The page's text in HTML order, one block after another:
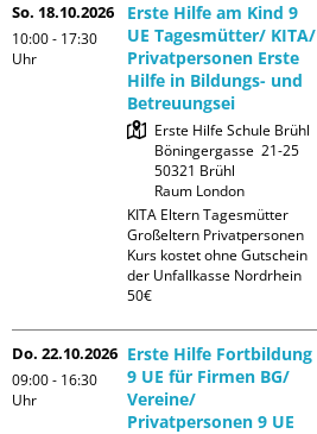
So. 18.10.2026
10:00 - 17:30
Uhr
Erste Hilfe am Kind 9
UE Tagesmütter/ KITA/
Privatpersonen Erste
Hilfe in Bildungs- und
Betreuungsei
Erste Hilfe Schule Brühl
Böningergasse  21-25
50321 Brühl
Raum London
KITA Eltern Tagesmütter
Großeltern Privatpersonen
Kurs kostet ohne Gutschein
der Unfallkasse Nordrhein
50€
Do. 22.10.2026
09:00 - 16:30
Uhr
Erste Hilfe Fortbildung
9 UE für Firmen BG/
Vereine/
Privatpersonen 9 UE